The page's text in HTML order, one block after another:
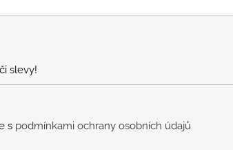
slevy!
s podmínkami ochrany osobních údajů